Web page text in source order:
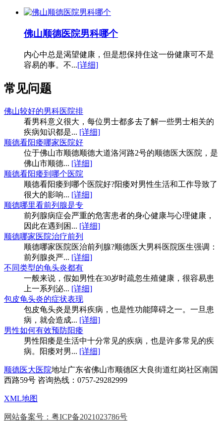
佛山顺德医院男科哪个
内心中总是渴望健康，但是想保持住这一份健康可不是
容易的事。不...[详细]
常见问题
佛山较好的男科医院排
看男科意义很大，每位男士都多去了解一些男士相关的
疾病知识都是... [详细]
顺德看阳痿哪家医院好
位于佛山市顺德顺德大道洛河路2号的顺德医大医院，是
佛山市顺德... [详细]
顺德看阳痿到哪个医院
顺德看阳痿到哪个医院好?阳痿对男性生活和工作导致了
很大的影响... [详细]
顺德哪里看前列腺是专
前列腺病症会严重的危害患者的身心健康与心理健康，
因此在遇到困... [详细]
顺德哪家医院治疗前列
顺德哪家医院医治前列腺?顺德医大男科医院医生强调：
前列腺炎严... [详细]
不同类型的龟头炎都有
一般来说，假如男性在30岁时疏忽生殖健康，很容易患
上一系列泌... [详细]
包皮龟头炎的症状表现
包皮龟头炎是男科疾病，也是性功能障碍之一。一旦患
病，就会造成... [详细]
男性如何有效预防阳痿
男性阳痿是生活中十分常见的疾病，也是许多常见的疾
病。阳痿对男... [详细]
顺德医大医院地址广东省佛山市顺德区大良街道红岗社区南国
西路59号 咨询热线：0757-29282999
XML地图
网站备案号：粤ICP备2021023786号